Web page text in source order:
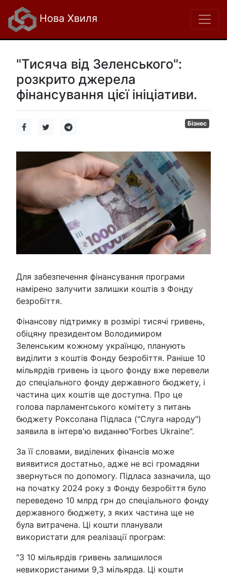
Нова Хвиля
"Тисяча від Зеленського":
розкрито джерела
фінансування цієї ініціативи.
Бізнес
Для забезпечення фінансування програми
намірено залучити залишки коштів з Фонду
безробіття.
Фінансову підтримку в розмірі тисячі гривень,
обіцяну президентом Володимиром
Зеленським кожному українцю, планують
виділити з коштів Фонду безробіття. Раніше 10
мільярдів гривень із цього фонду вже перевели
до спеціального фонду державного бюджету, і
частина цих коштів ще доступна. Про це
голова парламентського комітету з питань
бюджету Роксолана Підласа ("Слуга народу")
заявила в інтерв'ю виданню"Forbes Ukraine".
За її словами, виділених фінансів може
виявитися достатньо, адже не всі громадяни
звернуться по допомогу. Підласа зазначила, що
на початку 2024 року з Фонду безробіття було
переведено 10 млрд грн до спеціального фонду
державного бюджету, з яких частина ще не
була витрачена. Ці кошти планували
використати для реалізації програм:
"З 10 мільярдів гривень залишилося
невикористаними 9,3 мільярда. Ці кошти